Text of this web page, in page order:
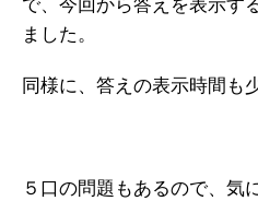
で、今回から答えを表示す
ました。
同様に、答えの表示時間も
５口の問題もあるので、気